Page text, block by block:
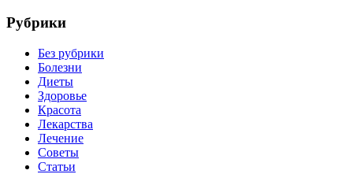
Рубрики
Без рубрики
Болезни
Диеты
Здоровье
Красота
Лекарства
Лечение
Советы
Статьи